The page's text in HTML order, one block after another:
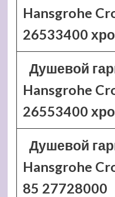
Hansgrohe
26533400
Душевой
Hansgrohe
26553400
Душевой
Hansgrohe
85 27728000